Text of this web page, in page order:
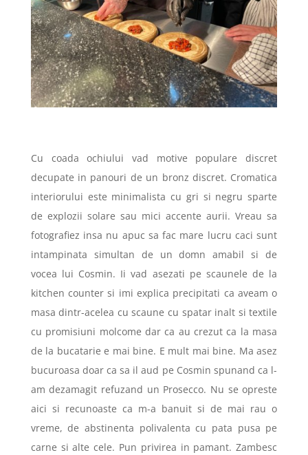
Cu coada ochiului vad motive populare discret
decupate in panouri de un bronz discret. Cromatica
interiorului este minimalista cu gri si negru sparte
de explozii solare sau mici accente aurii. Vreau sa
fotografiez insa nu apuc sa fac mare lucru caci sunt
intampinata simultan de un domn amabil si de
vocea lui Cosmin. Ii vad asezati pe scaunele de la
kitchen counter si imi explica precipitati ca aveam o
masa dintr-acelea cu scaune cu spatar inalt si textile
cu promisiuni molcome dar ca au crezut ca la masa
de la bucatarie e mai bine. E mult mai bine. Ma asez
bucuroasa doar ca sa il aud pe Cosmin spunand ca l-
am dezamagit refuzand un Prosecco. Nu se opreste
aici si recunoaste ca m-a banuit si de mai rau o
vreme, de abstinenta polivalenta cu pata pusa pe
carne si alte cele. Pun privirea in pamant. Zambesc